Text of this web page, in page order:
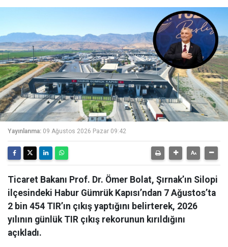
Yayınlanma: 09 Ağustos 2026 Pazar 09:42
Ticaret Bakanı Prof. Dr. Ömer Bolat, Şırnak’ın Silopi
ilçesindeki Habur Gümrük Kapısı’ndan 7 Ağustos’ta
2 bin 454 TIR’ın çıkış yaptığını belirterek, 2026
yılının günlük TIR çıkış rekorunun kırıldığını
açıkladı.